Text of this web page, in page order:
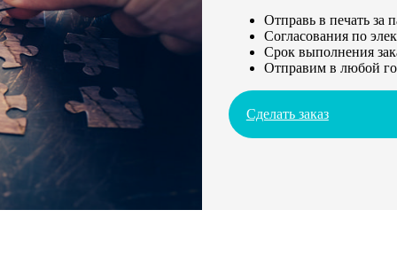
Отправь в печать за
Согласования по
Срок выполнения
Отправим в любой
Сделать заказ